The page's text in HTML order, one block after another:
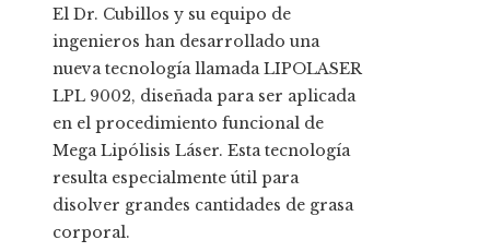
El Dr. Cubillos y su equipo de
ingenieros han desarrollado una
nueva tecnología llamada LIPOLASER
LPL 9002, diseñada para ser aplicada
en el procedimiento funcional de
Mega Lipólisis Láser. Esta tecnología
resulta especialmente útil para
disolver grandes cantidades de grasa
corporal.